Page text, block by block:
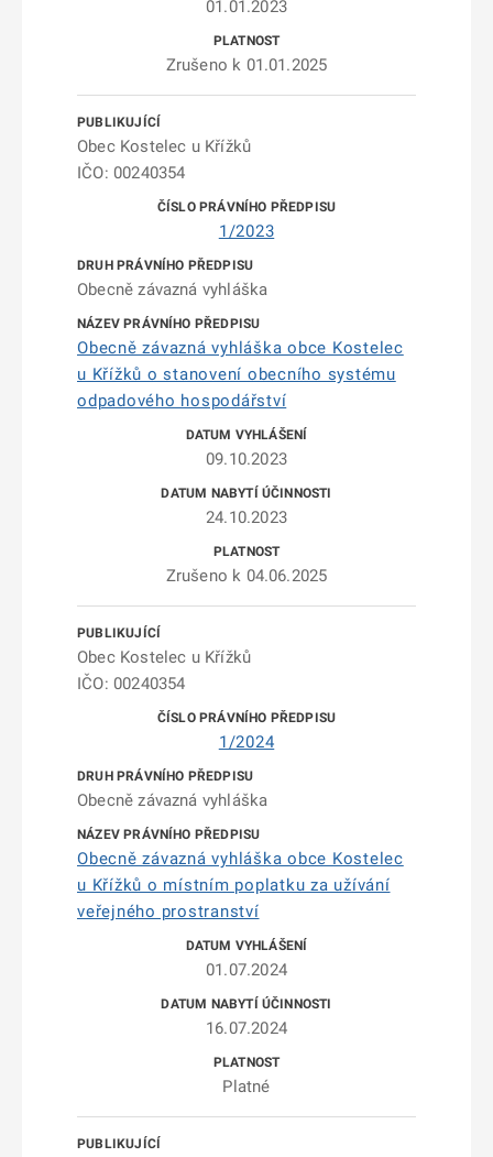
01.01.2023
Zrušeno k 01.01.2025
Obec Kostelec u Křížků
IČO: 00240354
1/2023
Obecně závazná vyhláška
Obecně závazná vyhláška obce Kostelec
u Křížků o stanovení obecního systému
odpadového hospodářství
09.10.2023
24.10.2023
Zrušeno k 04.06.2025
Obec Kostelec u Křížků
IČO: 00240354
1/2024
Obecně závazná vyhláška
Obecně závazná vyhláška obce Kostelec
u Křížků o místním poplatku za užívání
veřejného prostranství
01.07.2024
16.07.2024
Platné